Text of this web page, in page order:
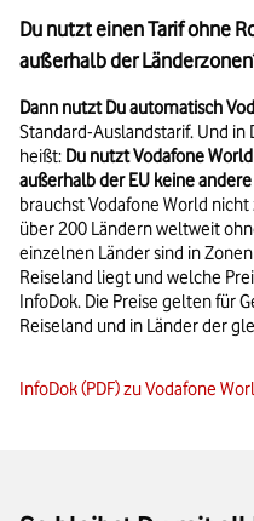
Du nutzt einen Tarif ohne
außerhalb der
Dann nutzt Du automatisch
Standard-Auslandstarif. Und
heißt: Du nutzt Vodafone
außerhalb der EU keine
brauchst Vodafone World
über 200 Ländern weltweit
einzelnen Länder sind in
Reiseland liegt und welche
InfoDok. Die Preise gelten für
Reiseland und in Länder der
InfoDok (PDF) zu Vodafone